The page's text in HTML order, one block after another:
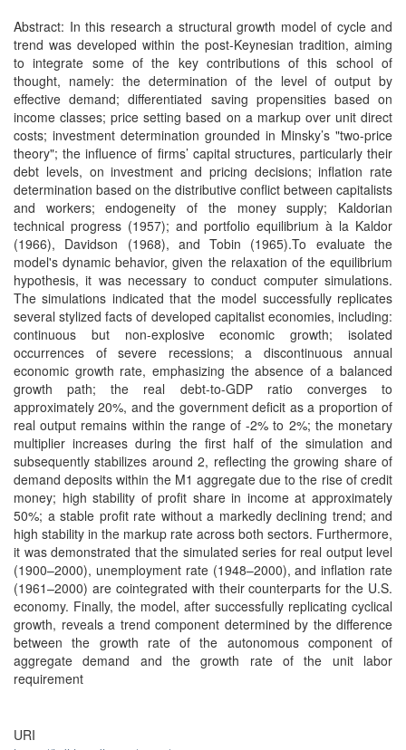
Abstract: In this research a structural growth model of cycle and
trend was developed within the post-Keynesian tradition, aiming
to integrate some of the key contributions of this school of
thought, namely: the determination of the level of output by
effective demand; differentiated saving propensities based on
income classes; price setting based on a markup over unit direct
costs; investment determination grounded in Minsky’s "two-price
theory"; the influence of firms’ capital structures, particularly their
debt levels, on investment and pricing decisions; inflation rate
determination based on the distributive conflict between capitalists
and workers; endogeneity of the money supply; Kaldorian
technical progress (1957); and portfolio equilibrium à la Kaldor
(1966), Davidson (1968), and Tobin (1965).To evaluate the
model's dynamic behavior, given the relaxation of the equilibrium
hypothesis, it was necessary to conduct computer simulations.
The simulations indicated that the model successfully replicates
several stylized facts of developed capitalist economies, including:
continuous but non-explosive economic growth; isolated
occurrences of severe recessions; a discontinuous annual
economic growth rate, emphasizing the absence of a balanced
growth path; the real debt-to-GDP ratio converges to
approximately 20%, and the government deficit as a proportion of
real output remains within the range of -2% to 2%; the monetary
multiplier increases during the first half of the simulation and
subsequently stabilizes around 2, reflecting the growing share of
demand deposits within the M1 aggregate due to the rise of credit
money; high stability of profit share in income at approximately
50%; a stable profit rate without a markedly declining trend; and
high stability in the markup rate across both sectors. Furthermore,
it was demonstrated that the simulated series for real output level
(1900–2000), unemployment rate (1948–2000), and inflation rate
(1961–2000) are cointegrated with their counterparts for the U.S.
economy. Finally, the model, after successfully replicating cyclical
growth, reveals a trend component determined by the difference
between the growth rate of the autonomous component of
aggregate demand and the growth rate of the unit labor
requirement
URI